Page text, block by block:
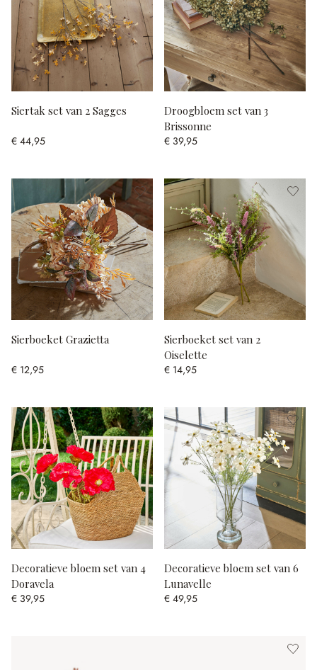
Siertak set van 2 Sagges
€ 44,95
Droogbloem set van 3
Brissonne
€ 39,95
Sierboeket Grazietta
€ 12,95
Sierboeket set van 2
Oiselette
€ 14,95
Decoratieve bloem set van 4
Doravela
€ 39,95
Decoratieve bloem set van 6
Lunavelle
€ 49,95